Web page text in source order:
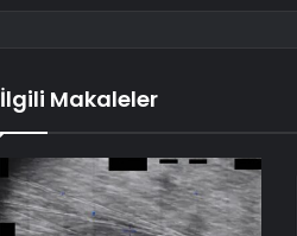
İlgili Makaleler